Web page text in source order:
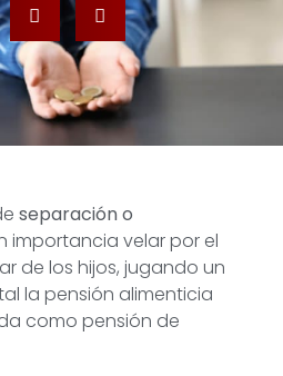
separación o
importancia velar por el
de los hijos, jugando un
la pensión alimenticia
como pensión de